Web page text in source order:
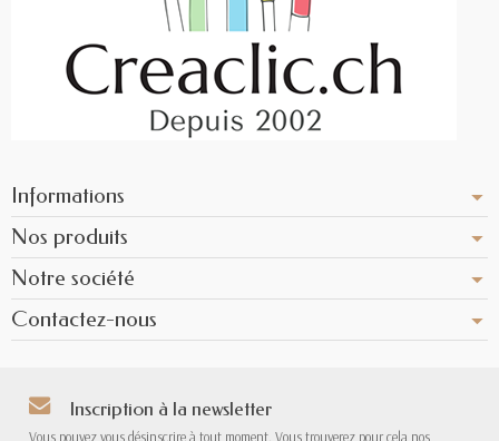
Informations
Nos produits
Notre société
Contactez-nous
Inscription à la newsletter
Vous pouvez vous désinscrire à tout moment. Vous trouverez pour cela nos